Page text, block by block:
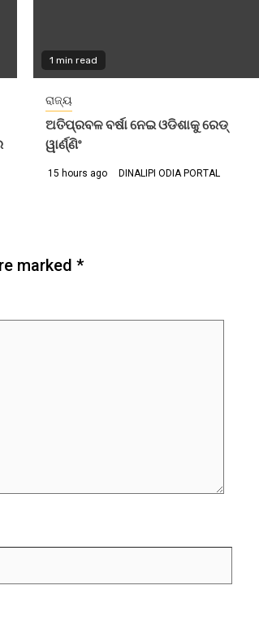
1 min read
ରାଜ୍ୟ
ଅତିପ୍ରବଳ ବର୍ଷା ନେଇ ଓଡିଶାକୁ ରେଡ୍
ୱାର୍ଣ୍ଣିଂ
15 hours ago DINALIPI ODIA PORTAL
marked *